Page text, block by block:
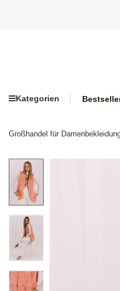
Kategorien
Großhandel für